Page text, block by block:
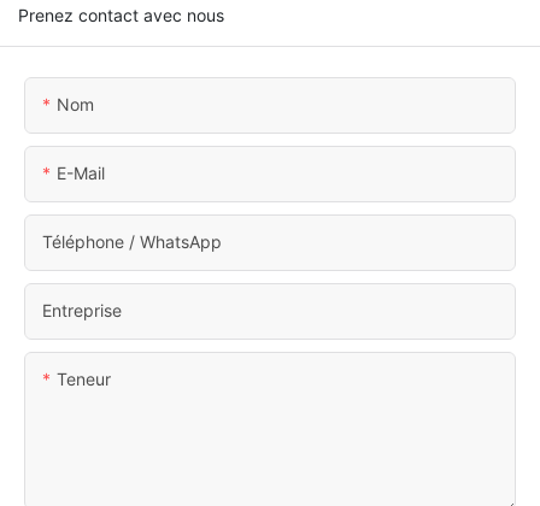
Prenez contact avec nous
Nom
E-Mail
Téléphone / WhatsApp
Entreprise
Teneur